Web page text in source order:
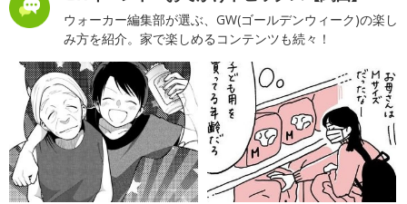
ウォーカー編集部が選ぶ、GW(ゴールデンウィーク)の楽し
み方を紹介。家で楽しめるコンテンツも続々！